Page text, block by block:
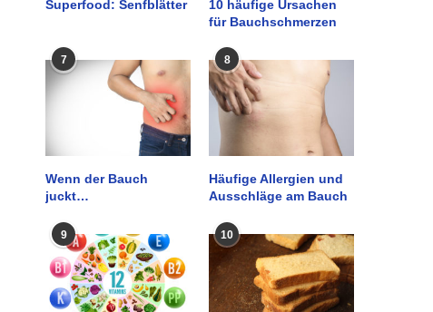
Superfood: Senfblätter
10 häufige Ursachen
für Bauchschmerzen
7
Wenn der Bauch
juckt…
8
Häufige Allergien und
Ausschläge am Bauch
9 10